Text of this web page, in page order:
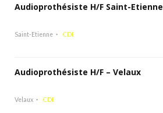
Audioprothésiste H/F Saint-Etienne
Saint-Etienne CDI
Audioprothésiste H/F – Velaux
Velaux CDI